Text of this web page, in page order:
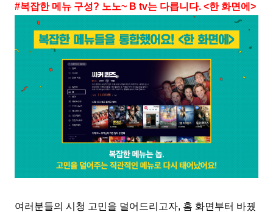
#복잡한 메뉴 구성? 노노~ B tv는 다릅니다. <한 화면에>
여러분들의 시청 고민을 덜어드리고자, 홈 화면부터 바꿨